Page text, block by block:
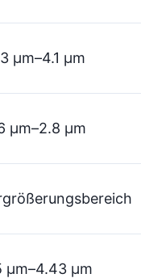
µm–4.1 µm
µm–2.8 µm
µm–4.43 µm